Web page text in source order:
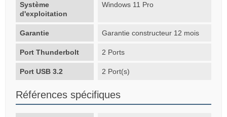
Système
d'exploitation
Windows 11 Pro
Garantie Garantie constructeur 12 mois
Port Thunderbolt 2 Ports
Port USB 3.2 2 Port(s)
Références spécifiques